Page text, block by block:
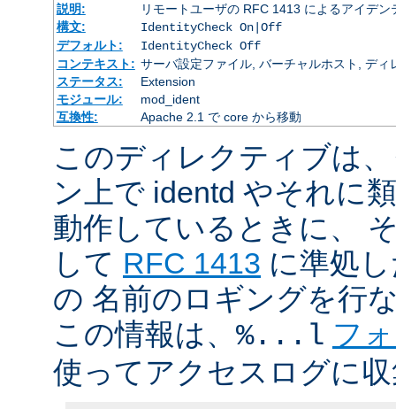
説明:
リモートユーザの RFC 1413 によるアイデ
構文:
IdentityCheck On|Off
デフォルト:
IdentityCheck Off
コンテキスト: サーバ設定ファイル, バーチャルホスト, ディ
ステータス:
Extension
モジュール:
mod_ident
互換性:
Apache 2.1 で core から移動
このディレクティブは
ン上で identd やそれに
動作しているときに、
して RFC 1413 に準処
の 名前のロギングを行
この情報は、 %...l フ
使ってアクセスログに